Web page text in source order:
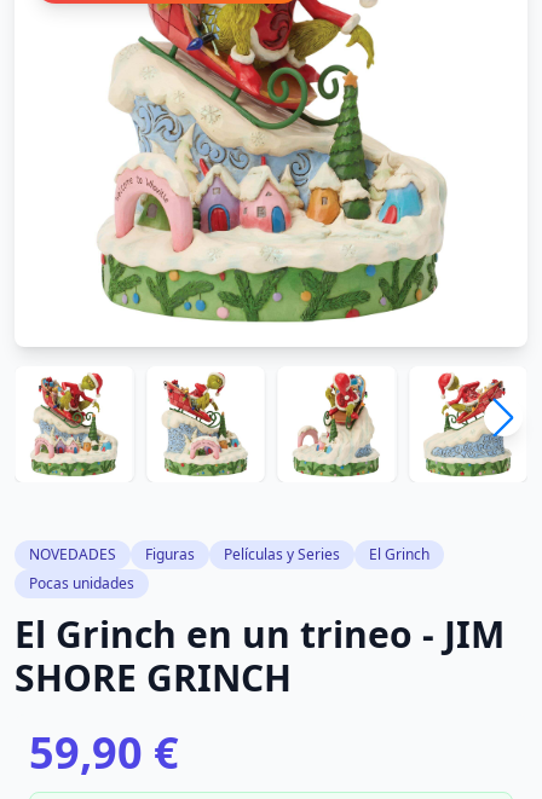
NOVEDADES Figuras Películas y Series
El Grinch
Pocas unidades
El Grinch en un trineo - JIM
SHORE GRINCH
59,90 €